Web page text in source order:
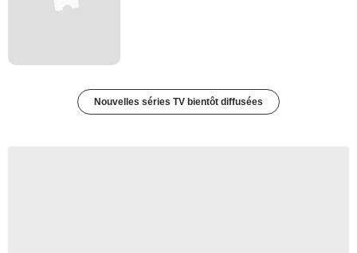
Nouvelles séries TV bientôt diffusées